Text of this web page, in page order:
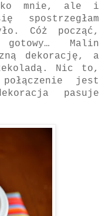
mnie, ale i
spostrzegłam
Cóż począć,
Malin
dekorację, a
Nic to,
jest
pasuje